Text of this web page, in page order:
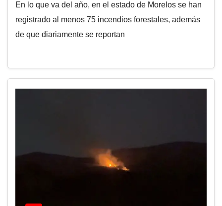
En lo que va del año, en el estado de Morelos se han
registrado al menos 75 incendios forestales, además
de que diariamente se reportan